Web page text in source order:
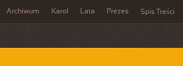
Archiwum Karol Lata Prezes Spis Treści